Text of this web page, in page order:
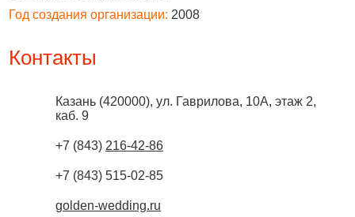
Год создания организации: 2008
Контакты
Казань (420000), ул. Гаврилова, 10А, этаж 2,
каб. 9
+7 (843) 216-42-86
+7 (843) 515-02-85
golden-wedding.ru